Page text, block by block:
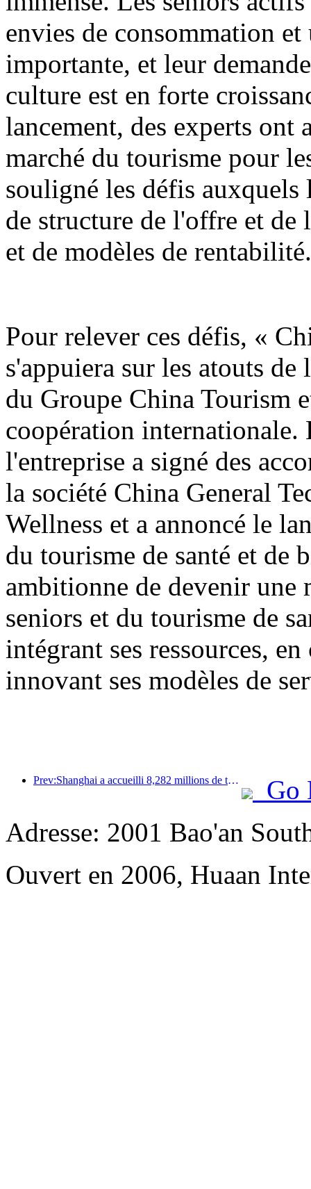
envies de consommation
importante, et leur
culture est en forte
lancement, des experts ont
marché du tourisme pour
souligné les défis auxquels
de structure de l'offre et
et de modèles de rentabilité.
Pour relever ces défis, «
s'appuiera sur les atouts
du Groupe China Tourism
coopération internationale.
l'entreprise a signé des
la société China General
Wellness et a annoncé le
du tourisme de santé et de
ambitionne de devenir une
seniors et du tourisme de
intégrant ses ressources,
innovant ses modèles de
Prev:Shanghai a accueilli 8,282 millions de touristes étrangers au cours des onze premiers mois de l'année, dépassant ainsi les prévisions initiales.
Go
Adresse: 2001 Bao'an
Ouvert en 2006, Huaan